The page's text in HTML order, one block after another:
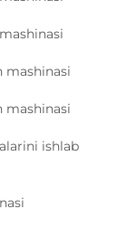
mashinasi
mashinasi
ishlab